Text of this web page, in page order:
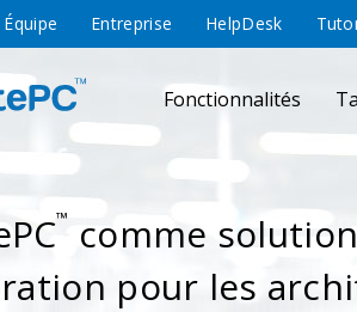
Équipe Entreprise HelpDesk
Fonctionnalités
™
comme
pour les